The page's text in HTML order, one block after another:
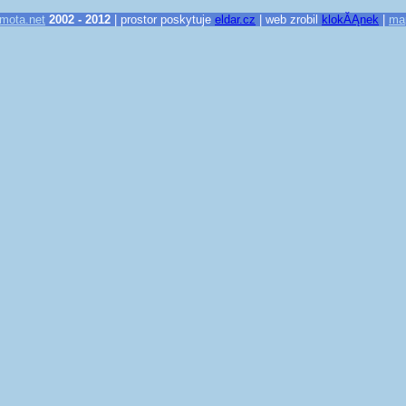
2002 - 2012 | prostor poskytuje eldar.cz | web zrobil klokĂĄnek